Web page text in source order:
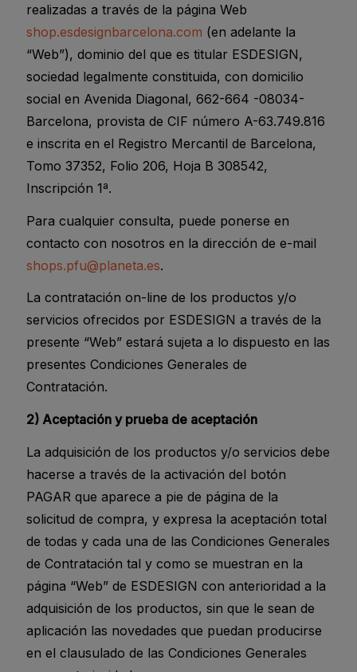
realizadas a través de la página Web
shop.esdesignbarcelona.com (en adelante la
“Web”), dominio del que es titular ESDESIGN,
sociedad legalmente constituida, con domicilio
social en Avenida Diagonal, 662-664 -08034-
Barcelona, provista de CIF número A-63.749.816
e inscrita en el Registro Mercantil de Barcelona,
Tomo 37352, Folio 206, Hoja B 308542,
Inscripción 1ª.
Para cualquier consulta, puede ponerse en
contacto con nosotros en la dirección de e-mail
shops.pfu@planeta.es.
La contratación on-line de los productos y/o
servicios ofrecidos por ESDESIGN a través de la
presente “Web” estará sujeta a lo dispuesto en las
presentes Condiciones Generales de
Contratación.
2) Aceptación y prueba de aceptación
La adquisición de los productos y/o servicios debe
hacerse a través de la activación del botón
PAGAR que aparece a pie de página de la
solicitud de compra, y expresa la aceptación total
de todas y cada una de las Condiciones Generales
de Contratación tal y como se muestran en la
página “Web” de ESDESIGN con anterioridad a la
adquisición de los productos, sin que le sean de
aplicación las novedades que puedan producirse
en el clausulado de las Condiciones Generales